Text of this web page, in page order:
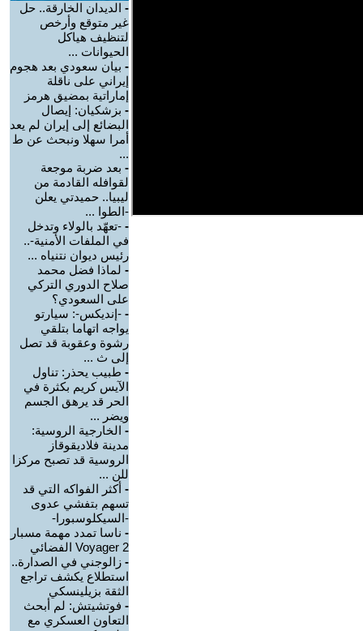
- الديدان الخارقة.. حل
غير متوقع وأرخص
لتنظيف هياكل
الحيوانات ...
- بيان سعودي بعد هجوم
إيراني على ناقلة
إماراتية بمضيق هرمز
- بزشكيان: إيصال
البضائع إلى إيران لم يعد
أمرا سهلا ونبحث عن ط
...
- بعد ضربة موجعة
لقوافله القادمة من
ليبيا.. حميدتي يعلن
-الطوا ...
- -تعهّد بالولاء وتدخل
في الملفات الأمنية-..
رئيس ديوان نتنياه ...
- لماذا فضل محمد
صلاح الدوري التركي
على السعودي؟
- -إنديكس-: سيارتو
يواجه اتهاما بتلقي
رشوة وعقوبة قد تصل
إلى ث ...
- طبيب يحذر: تناول
الآيس كريم بكثرة في
الحر قد يرهق الجسم
ويضر ...
- الخارجية الروسية:
مدينة فلاديقوقاز
الروسية قد تصبح مركزا
للن ...
- أكثر الفواكه التي قد
تسهم بتفشي عدوى
-السيكلوسبورا-
- ناسا تمدد مهمة مسبار
Voyager 2 الفضائي
- زالوجني في الصدارة..
استطلاع يكشف تراجع
الثقة بزيلينسكي
- فوتشيتش: لم أبحث
التعاون العسكري مع